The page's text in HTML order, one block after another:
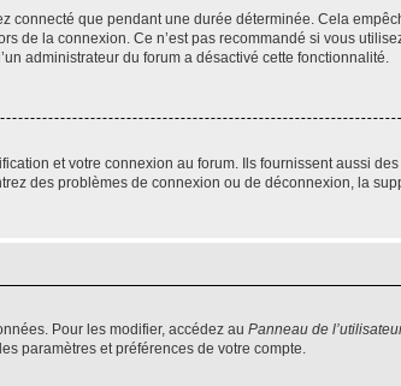
connecté que pendant une durée déterminée. Cela
de la connexion. Ce n’est pas recommandé si vous
administrateur du forum a désactivé cette fonctionnalité.
et votre connexion au forum. Ils fournissent aussi
des problèmes de connexion ou de déconnexion, la
Pour les modifier, accédez au Panneau de
paramètres et préférences de votre compte.